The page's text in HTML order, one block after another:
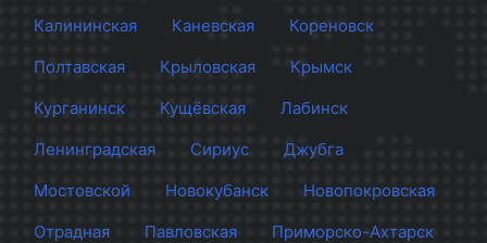
Калининская
Каневская
Кореновск
Полтавская
Крыловская
Крымск
Курганинск
Кущёвская
Лабинск
Ленинградская
Сириус
Джубга
Мостовской
Новокубанск
Новопокровская
Отрадная
Павловская
Приморско-Ахтарск